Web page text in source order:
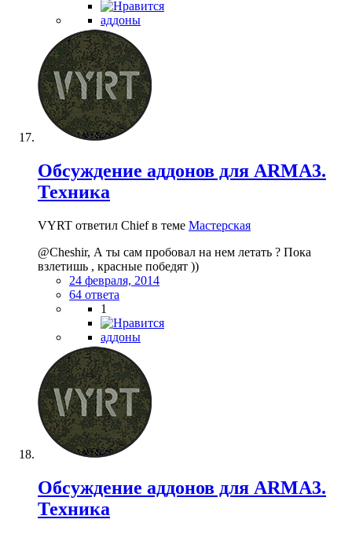
аддоны
Обсуждение аддонов для ARMA3.
Техника
VYRT ответил Chief в теме Мастерская
@Cheshir, А ты сам пробовал на нем летать ? Пока
взлетишь , красные победят ))
24 февраля, 2014
64 ответа
1
аддоны
Обсуждение аддонов для ARMA3.
Техника